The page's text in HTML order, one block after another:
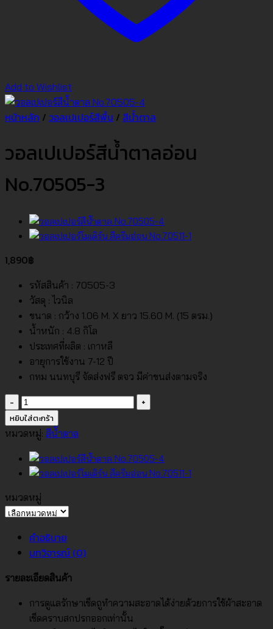
Add to Wishlist
หน้าหลัก / วอลเปเปอร์สีพื้น / สีน้ำตาล
วอลเปเปอร์สีน้ำตาลอ่อน
No.70505-3
1,890฿
รหัสสินค้า : 70505-3
วัสดุ : ไวนิล
ขนาด : กว้าง 1.06 M. X ยาว 15.60 M. (15 ตรม.)
น้ำหนัก : 4.8 กิโล
ประเทศที่ผลิต : เกาหลี
อายุการใช้งาน 7-12 ปี
กทม นนทบุรี จัดส่งฟรี ตจว มีค่าขนส่งตามจริง
จำนวน
วอลเปเปอร์
สี
อ่อน
No.70505-
3
ชิ้น
หยิบใส่ตะกร้า
หมวดหมู่: สีน้ำตาล
หมวดหมู่
หมวด
คำอธิบาย
บทวิจารณ์ (0)
รายละเอียดสินค้า
การดูแลรักษาเช็ดถูทำความสะอาดได้ง่ายด้วยการใช้ผ้าสะอาด
เช็ดคราบสกปรกออกเท่านั้น